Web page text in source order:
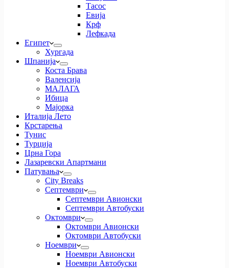
Тасос
Евија
Крф
Лефкада
Египет
Хургада
Шпанија
Коста Брава
Валенсија
МАЛАГА
Ибица
Мајорка
Италија Лето
Крстарења
Тунис
Турција
Црна Гора
Лазаревски Апартмани
Патувања
City Breaks
Септември
Септември Авионски
Септември Автобуски
Октомври
Октомври Авионски
Октомври Автобуски
Ноември
Ноември Авионски
Ноември Автобуски